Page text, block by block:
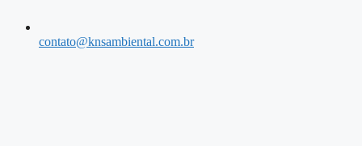
contato@knsambiental.com.br